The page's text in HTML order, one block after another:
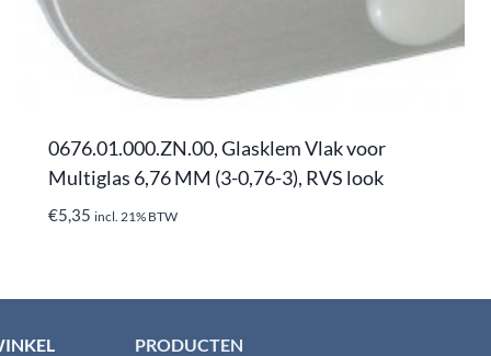
0676.01.000.ZN.00, Glasklem Vlak voor
Multiglas 6,76 MM (3-0,76-3), RVS look
€5,35 incl. 21% BTW
PRODUCTEN